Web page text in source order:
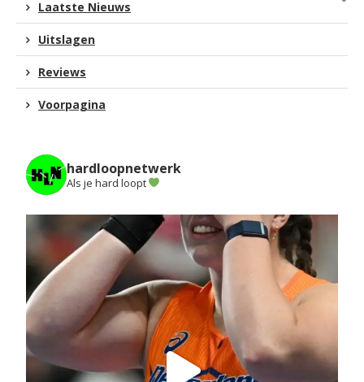
Laatste Nieuws
Uitslagen
Reviews
Voorpagina
hardloopnetwerk
Als je hard loopt